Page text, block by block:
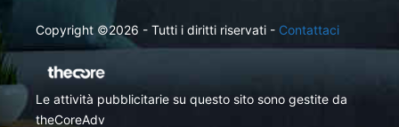
Copyright ©2026 - Tutti i diritti riservati - Contattaci
Le attività pubblicitarie su questo sito sono gestite da
theCoreAdv